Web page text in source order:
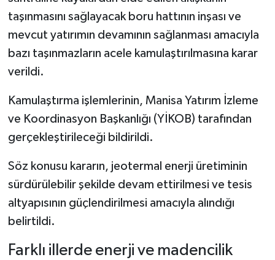
taşınmasını sağlayacak boru hattının inşası ve
mevcut yatırımın devamının sağlanması amacıyla
bazı taşınmazların acele kamulaştırılmasına karar
verildi.
Kamulaştırma işlemlerinin, Manisa Yatırım İzleme
ve Koordinasyon Başkanlığı (YİKOB) tarafından
gerçekleştirileceği bildirildi.
Söz konusu kararın, jeotermal enerji üretiminin
sürdürülebilir şekilde devam ettirilmesi ve tesis
altyapısının güçlendirilmesi amacıyla alındığı
belirtildi.
Farklı illerde enerji ve madencilik